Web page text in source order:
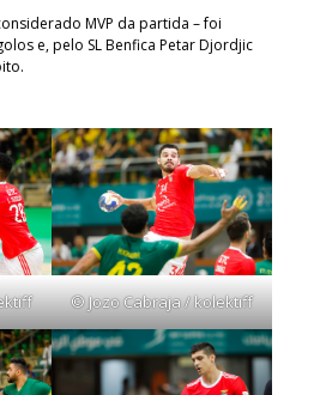
MVP da partida – foi
e, pelo SL Benfica Petar Djordjic
© Jozo Cabraja / kolektiff